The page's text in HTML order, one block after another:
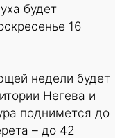
будет
16
недели будет
Негева и
поднимется до
– до 42